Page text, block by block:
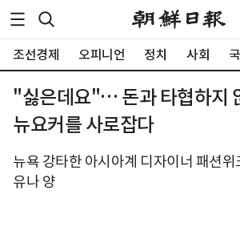
조선경제 오피니언 정치 사회
"싫은데요"… 돈과 타협하지
뉴요커를 사로잡다
뉴욕 강타한 아시아계 디자이너 패션
유나 양